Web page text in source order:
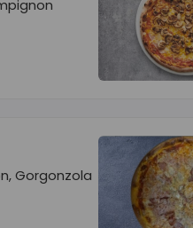
Gorgonzola